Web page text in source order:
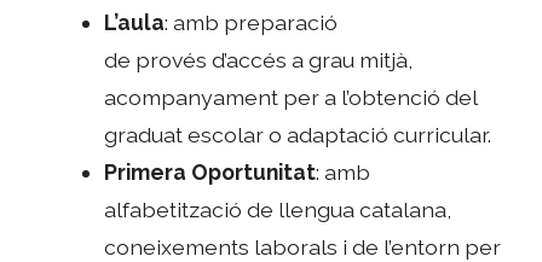
L’aula: amb preparació
de provés d’accés a grau mitjà,
acompanyament per a l’obtenció del
graduat escolar o adaptació curricular.
Primera Oportunitat: amb
alfabetització de llengua catalana,
coneixements laborals i de l’entorn per